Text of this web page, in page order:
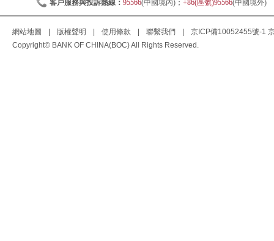
客戶服務與投訴熱線： 95566(中國境內)； +86(區號)95566(中國境外)
網站地圖 版權聲明 使用條款 聯繫我們 京ICP備10052455號-1
Copyright© BANK OF CHINA(BOC) All Rights Reserved.